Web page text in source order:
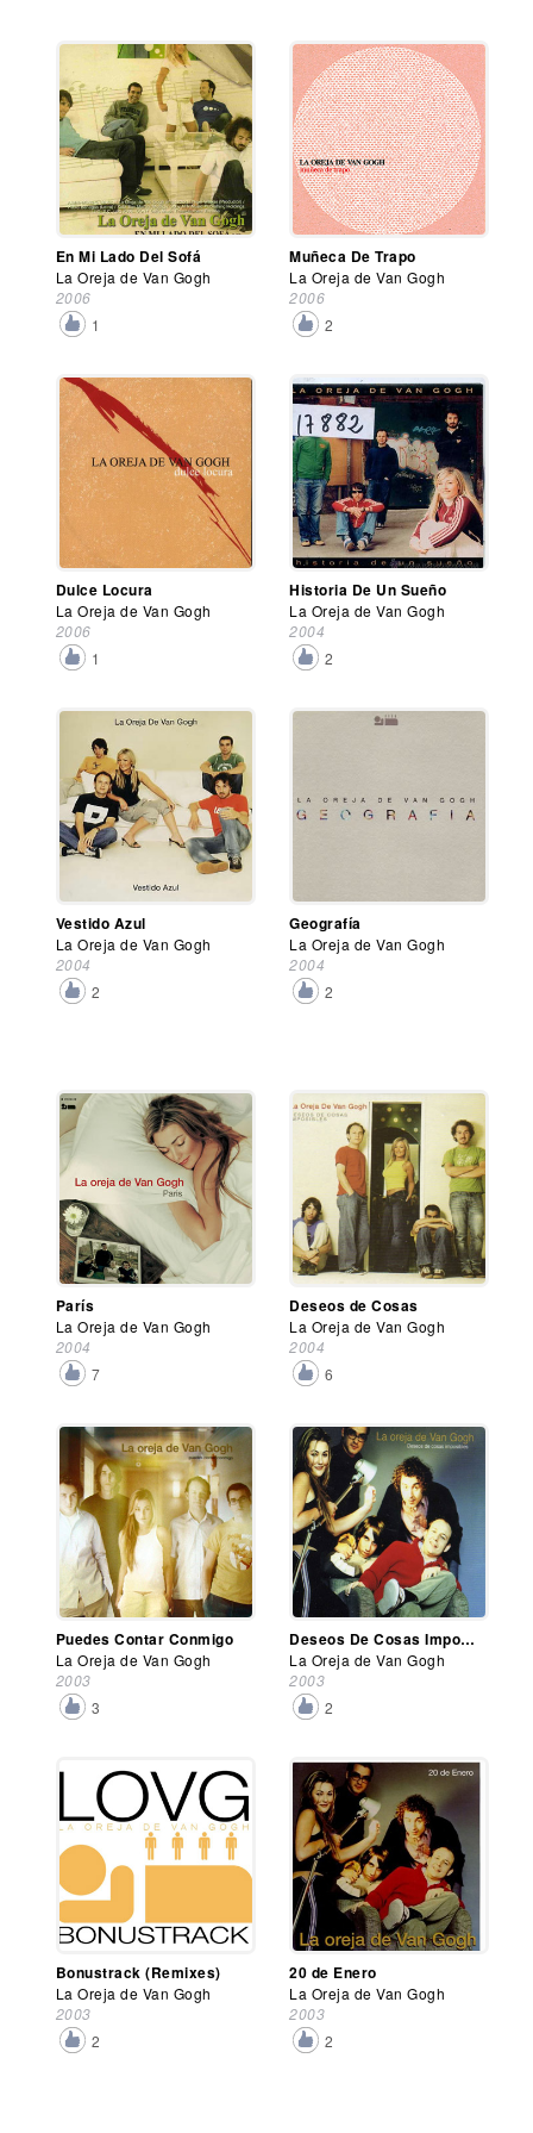
En Mi Lado Del Sofá
La Oreja de Van Gogh
2006
1
Muñeca De Trapo
La Oreja de Van Gogh
2006
2
Dulce Locura
La Oreja de Van Gogh
2006
1
Historia De Un Sueño
La Oreja de Van Gogh
2004
2
Vestido Azul
La Oreja de Van Gogh
2004
2
Geografía
La Oreja de Van Gogh
2004
2
París
La Oreja de Van Gogh
2004
7
Deseos de Cosas
La Oreja de Van Gogh
2004
6
Puedes Contar Conmigo
La Oreja de Van Gogh
2003
3
Deseos De Cosas Imposibles
La Oreja de Van Gogh
2003
2
Bonustrack (Remixes)
La Oreja de Van Gogh
2003
2
20 de Enero
La Oreja de Van Gogh
2003
2